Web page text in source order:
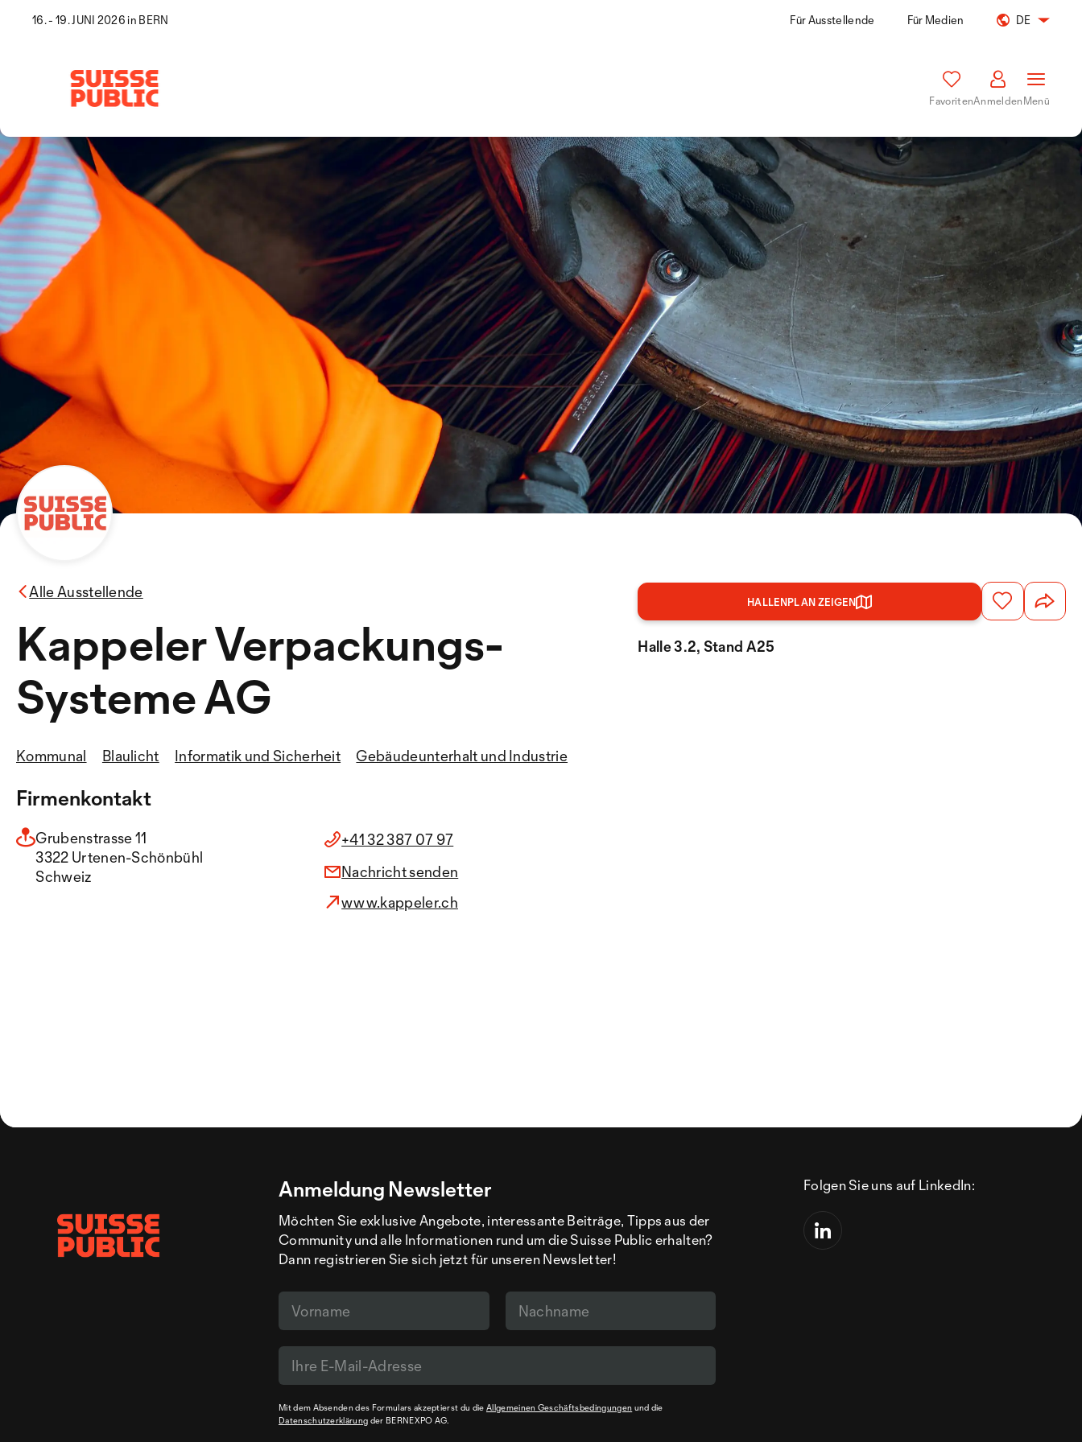
16. - 19. JUNI 2026 in BERN Für Ausstellende Für Medien DE
FavoritenAnmeldenMenü
Alle Ausstellende
Kappeler Verpackungs-
Systeme AG
Kommunal Blaulicht Informatik und Sicherheit Gebäudeunterhalt und Industrie
HALLENPLAN ZEIGEN
Halle 3.2, Stand A25
Firmenkontakt
Grubenstrasse 11
3322 Urtenen-Schönbühl
Schweiz
+41 32 387 07 97
Nachricht senden
www.kappeler.ch
Anmeldung Newsletter
Möchten Sie exklusive Angebote, interessante Beiträge, Tipps aus der
Community und alle Informationen rund um die Suisse Public erhalten?
Dann registrieren Sie sich jetzt für unseren Newsletter!
Mit dem Absenden des Formulars akzeptierst du die Allgemeinen Geschäftsbedingungen und die
Datenschutzerklärung der BERNEXPO AG.
Folgen Sie uns auf LinkedIn: